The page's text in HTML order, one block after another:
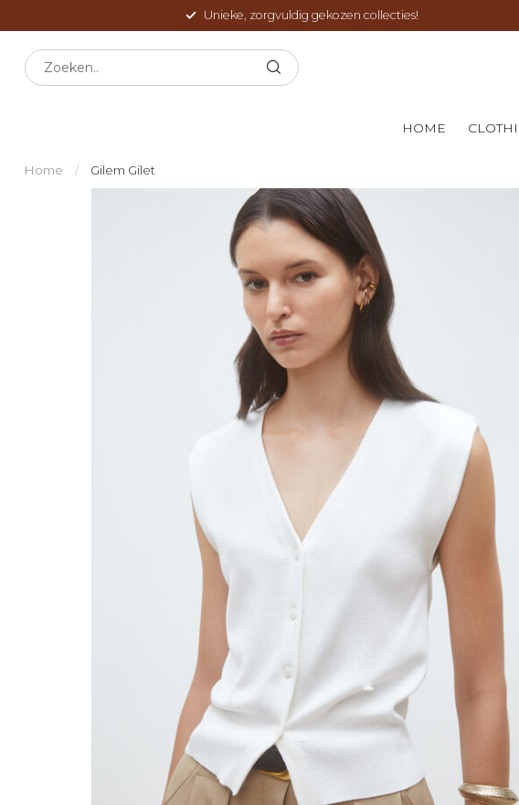
Unieke, zorgvuldig gekozen collecties!
HOME
Home / Gilem Gilet